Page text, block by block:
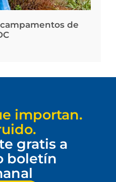
de
importan.
gratis a
boletín